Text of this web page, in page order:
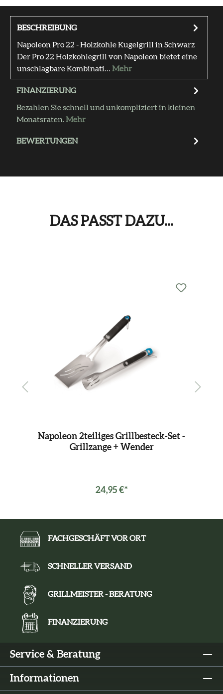
BESCHREIBUNG
Napoleon Pro 22 - Holzkohle Kugelgrill in Schwarz
Der Pro 22 Holzkohlegrill von Napoleon bietet eine
unschlagbare Kombinati… Mehr
FINANZIERUNG
Bezahlen Sie schnell und unkompliziert in kleinen
Monatsraten.Mehr
BEWERTUNGEN
DAS PASST DAZU...
Napoleon 2teiliges Grillbesteck-Set -
Grillzange + Wender
24,95 €*
FACHGESCHÄFT VOR ORT
SCHNELLER VERSAND
GRILLMEISTER - BERATUNG
FINANZIERUNG
Service & Beratung
Informationen